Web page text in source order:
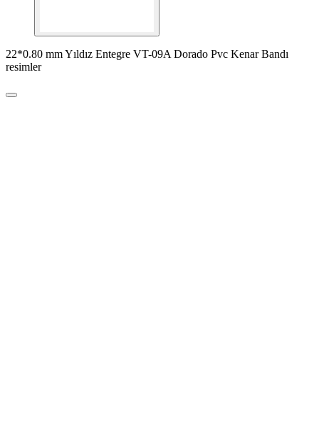
22*0.80 mm Yıldız Entegre VT-09A Dorado Pvc Kenar Bandı
resimler